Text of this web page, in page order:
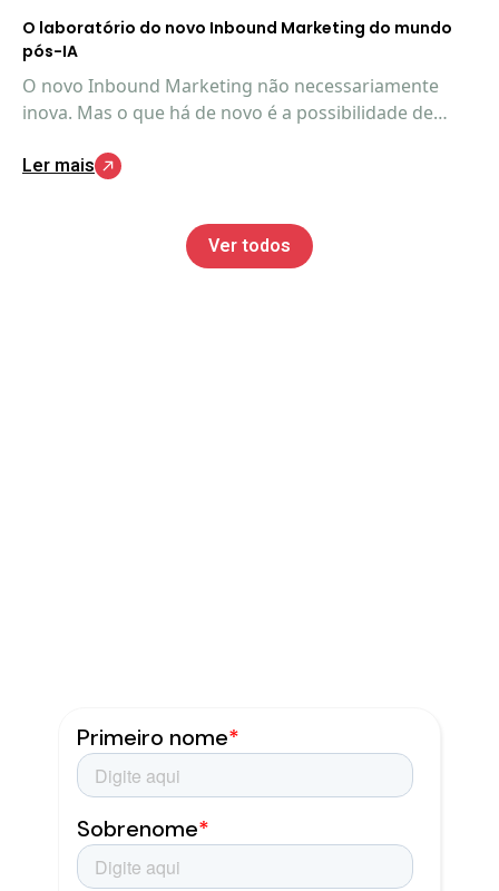
O laboratório do novo Inbound Marketing do mundo
pós-IA
O novo Inbound Marketing não necessariamente
inova. Mas o que há de novo é a possibilidade de
como e o que está acontecendo.
Ler mais
Ver todos